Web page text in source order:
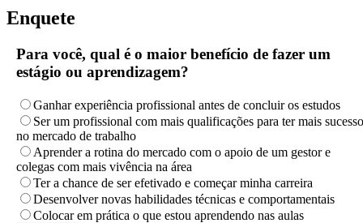
Enquete
Para você, qual é o maior benefício de fazer um
estágio ou aprendizagem?
Ganhar experiência profissional antes de concluir os estudos
Ser um profissional com mais qualificações para ter mais sucesso
no mercado de trabalho
Aprender a rotina do mercado com o apoio de um gestor e
colegas com mais vivência na área
Ter a chance de ser efetivado e começar minha carreira
Desenvolver novas habilidades técnicas e comportamentais
Colocar em prática o que estou aprendendo nas aulas